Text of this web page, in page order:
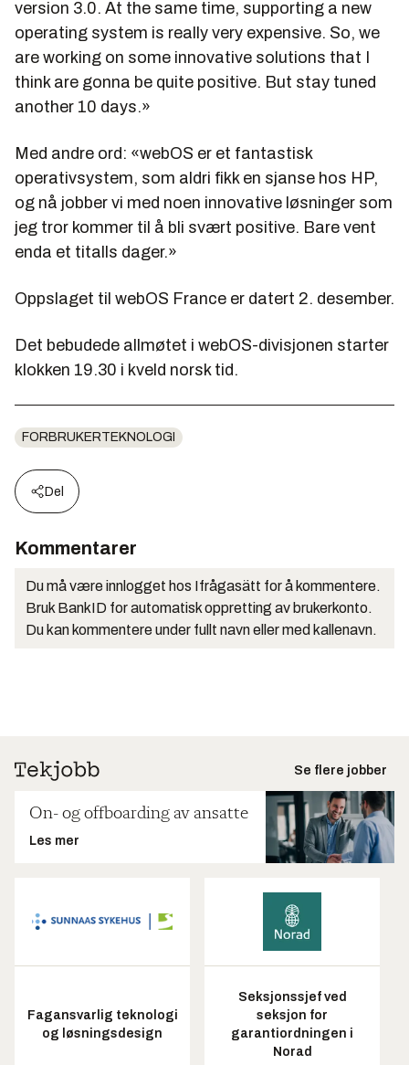
version 3.0. At the same time, supporting a new
operating system is really very expensive. So, we
are working on some innovative solutions that I
think are gonna be quite positive. But stay tuned
another 10 days.»
Med andre ord: «webOS er et fantastisk
operativsystem, som aldri fikk en sjanse hos HP,
og nå jobber vi med noen innovative løsninger som
jeg tror kommer til å bli svært positive. Bare vent
enda et titalls dager.»
Oppslaget til webOS France er datert 2. desember.
Det bebudede allmøtet i webOS-divisjonen starter
klokken 19.30 i kveld norsk tid.
FORBRUKERTEKNOLOGI
Del
Kommentarer
Du må være innlogget hos Ifrågasätt for å kommentere.
Bruk BankID for automatisk oppretting av brukerkonto.
Du kan kommentere under fullt navn eller med kallenavn.
Se flere jobber
On- og offboarding av ansatte
Les mer
Fagansvarlig teknologi
og løsningsdesign
Seksjonssjef ved
seksjon for
garantiordningen i
Norad